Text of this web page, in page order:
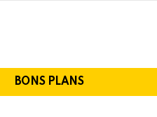
BONS PLANS